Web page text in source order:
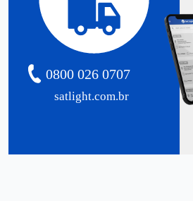
satlight.com.br
0800 026 0707